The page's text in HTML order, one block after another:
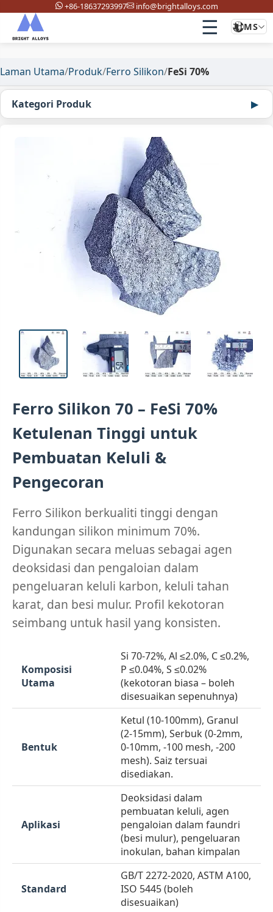
+86-18637293997 info@brightalloys.com
☰ MS
Laman Utama/Produk/Ferro Silikon/FeSi 70%
Kategori Produk
Ferro Silikon 70 – FeSi 70%
Ketulenan Tinggi untuk
Pembuatan Keluli &
Pengecoran
Ferro Silikon berkualiti tinggi dengan
kandungan silikon minimum 70%.
Digunakan secara meluas sebagai agen
deoksidasi dan pengaloian dalam
pengeluaran keluli karbon, keluli tahan
karat, dan besi mulur. Profil kekotoran
seimbang untuk hasil yang konsisten.
Komposisi
Utama
Si 70-72%, Al ≤2.0%, C ≤0.2%,
P ≤0.04%, S ≤0.02%
(kekotoran biasa – boleh
disesuaikan sepenuhnya)
Bentuk
Ketul (10-100mm), Granul
(2-15mm), Serbuk (0-2mm,
0-10mm, -100 mesh, -200
mesh). Saiz tersuai
disediakan.
Aplikasi
Deoksidasi dalam
pembuatan keluli, agen
pengaloian dalam faundri
(besi mulur), pengeluaran
inokulan, bahan kimpalan
Standard
GB/T 2272-2020, ASTM A100,
ISO 5445 (boleh
disesuaikan)